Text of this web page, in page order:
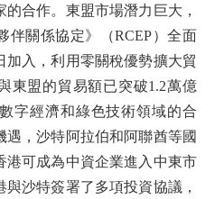
合作。東盟市場潛力巨大，
伴關係協定》（RCEP）全面
加入，利用零關稅優勢擴大貿
東盟的貿易額已突破1.2萬億
字經濟和綠色技術領域的合
，沙特阿拉伯和阿聯酋等國
港可成為中資企業進入中東市
沙特簽署了多項投資協議，